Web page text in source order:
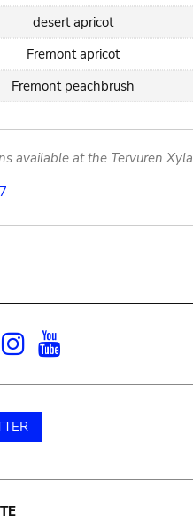
desert apricot
Fremont apricot
Fremont peachbrush
available at the Tervuren
Facebook
Instagram